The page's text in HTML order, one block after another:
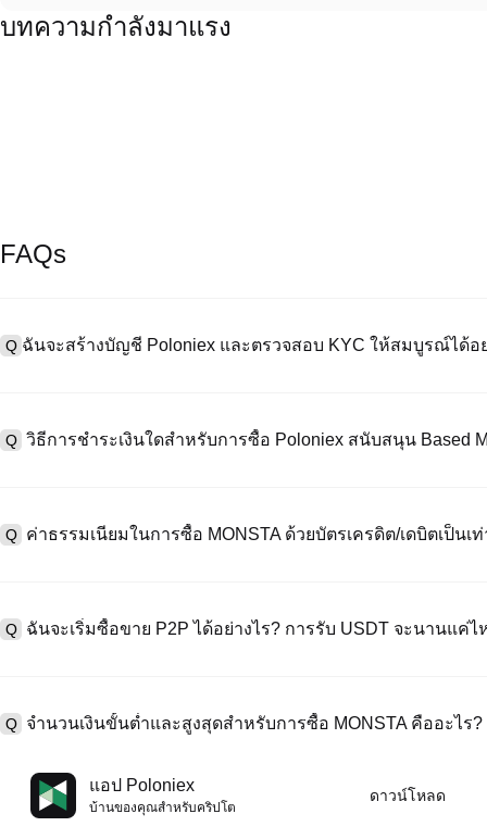
บทความกำลังมาแรง
FAQs
Q ฉันจะสร้างบัญชี Poloniex และตรวจสอบ KYC ให้สมบูรณ์ได้อ
"ความปลอดภัย" อัปโหลดเอกสาร Id ที่ถูกต้องของคุณ และถ่ายเซลฟี่เ
Q วิธีการชำระเงินใดสำหรับการซื้อ Poloniex สนับสนุน Based
ซื้อขาย OTC สำหรับธุรกรรมขนาดใหญ่เกิน 100,000 USD พร้อมใบเสนอ
Q ค่าธรรมเนียมในการซื้อ MONSTA ด้วยบัตรเครดิต/เดบิตเป็นเ
ธรรมเนียมการซื้อขายแบบสปอตมาตรฐาน (ต่ำถึง 0.05%) ใช้กับการซื้อขา
Q ฉันจะเริ่มซื้อขาย P2P ได้อย่างไร? การรับ USDT จะนานแค่ไ
กับวิธีการชำระเงินและเวลาตอบสนองของผู้ขาย
Q จำนวนเงินขั้นต่ำและสูงสุดสำหรับการซื้อ MONSTA คืออะไร?
ขีดจำกัดขั้นต่ำและสูงสุดแตกต่างกันขึ้นอยู่กับวิธีการซื้อและระดับการ
ดอลลาร์โดยสูงสุดขึ้นอยู่กับผู้ให้บริการ ผู้ขาย P2P ส่วนใหญ่มีข้อกำหนดก
มัดจำขั้นต่ำ 100 ดอลลาร์ คุณสามารถตรวจสอบแต่ละหน้าสำหรับขีดจำกั
แอป Poloniex
บ้านของคุณสําหรับคริปโต
ดาวน์โหลด